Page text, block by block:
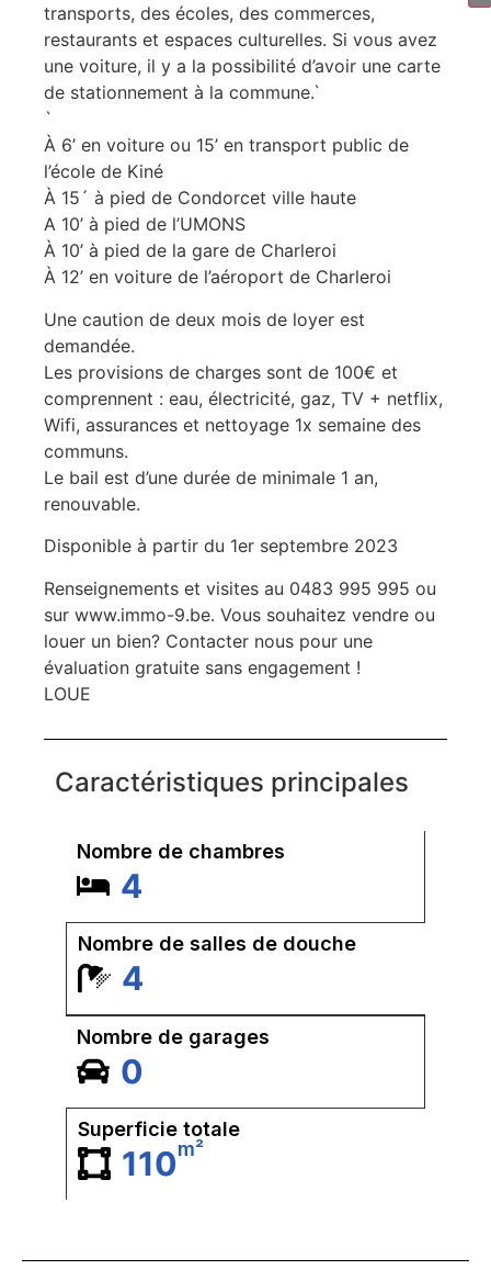
transports, des écoles, des commerces,
restaurants et espaces culturelles. Si vous avez
une voiture, il y a la possibilité d’avoir une carte
de stationnement à la commune.`
`
À 6’ en voiture ou 15’ en transport public de
l’école de Kiné
À 15´ à pied de Condorcet ville haute
A 10’ à pied de l’UMONS
À 10’ à pied de la gare de Charleroi
À 12’ en voiture de l’aéroport de Charleroi
Une caution de deux mois de loyer est
demandée.
Les provisions de charges sont de 100€ et
comprennent : eau, électricité, gaz, TV + netflix,
Wifi, assurances et nettoyage 1x semaine des
communs.
Le bail est d’une durée de minimale 1 an,
renouvable.
Disponible à partir du 1er septembre 2023
Renseignements et visites au 0483 995 995 ou
sur www.immo-9.be. Vous souhaitez vendre ou
louer un bien? Contacter nous pour une
évaluation gratuite sans engagement !
LOUE
Caractéristiques principales
Nombre de chambres
4
Nombre de salles de douche
4
Nombre de garages
0
Superficie totale
110m²